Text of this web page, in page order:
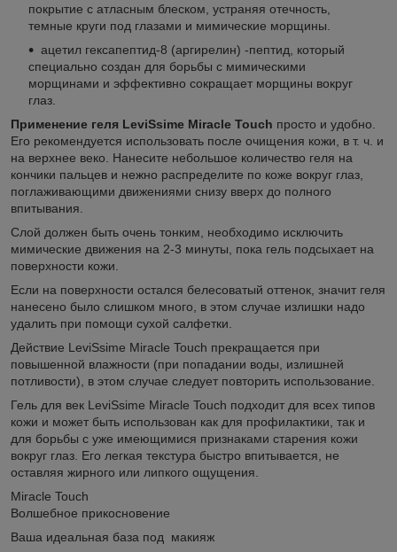
покрытие с атласным блеском, устраняя отечность,
темные круги под глазами и мимические морщины.
ацетил гексапептид-8 (аргирелин) -пептид, который
специально создан для борьбы с мимическими
морщинами и эффективно сокращает морщины вокруг
глаз.
Применение геля LeviSsime Miracle Touch просто и удобно.
Его рекомендуется использовать после очищения кожи, в т. ч. и
на верхнее веко. Нанесите небольшое количество геля на
кончики пальцев и нежно распределите по коже вокруг глаз,
поглаживающими движениями снизу вверх до полного
впитывания.
Слой должен быть очень тонким, необходимо исключить
мимические движения на 2-3 минуты, пока гель подсыхает на
поверхности кожи.
Если на поверхности остался белесоватый оттенок, значит геля
нанесено было слишком много, в этом случае излишки надо
удалить при помощи сухой салфетки.
Действие LeviSsime Miracle Touch прекращается при
повышенной влажности (при попадании воды, излишней
потливости), в этом случае следует повторить использование.
Гель для век LeviSsime Miracle Touch подходит для всех типов
кожи и может быть использован как для профилактики, так и
для борьбы с уже имеющимися признаками старения кожи
вокруг глаз. Его легкая текстура быстро впитывается, не
оставляя жирного или липкого ощущения.
Miracle Touch
Волшебное прикосновение
Ваша идеальная база под макияж